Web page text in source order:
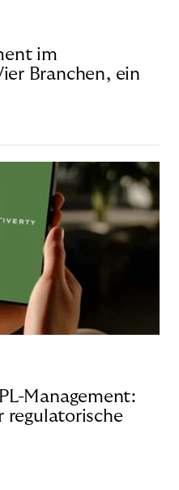
im
Branchen, ein
Management:
regulatorische